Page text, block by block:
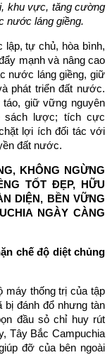
khu vực, tăng cường
nước láng giềng.
lập, tự chủ, hòa bình,
mạnh và nâng cao
nước láng giềng, giữ
phát triển đất nước.
giữ vững nguyên
sách lược; tích cực
lợi ích đối tác với
đất nước.
KHÔNG NGỪNG
TỐT ĐẸP, HỮU
DIỆN, BỀN VỮNG
NGÀY CÀNG
chế độ diệt chủng
máy thống trị của tập
đánh đổ nhưng tàn
đầu sỏ chỉ huy rút
Tây Bắc Campuchia
đỡ của bên ngoài